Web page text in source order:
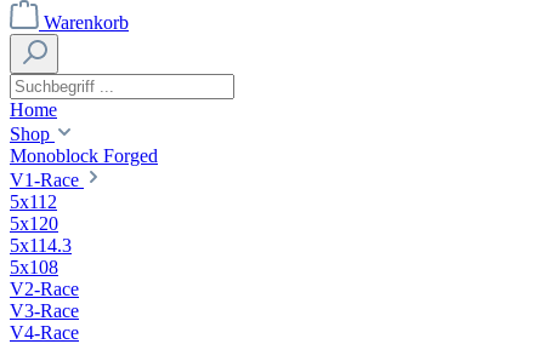
Warenkorb
Home
Shop
Monoblock Forged
V1-Race
5x112
5x120
5x114.3
5x108
V2-Race
V3-Race
V4-Race